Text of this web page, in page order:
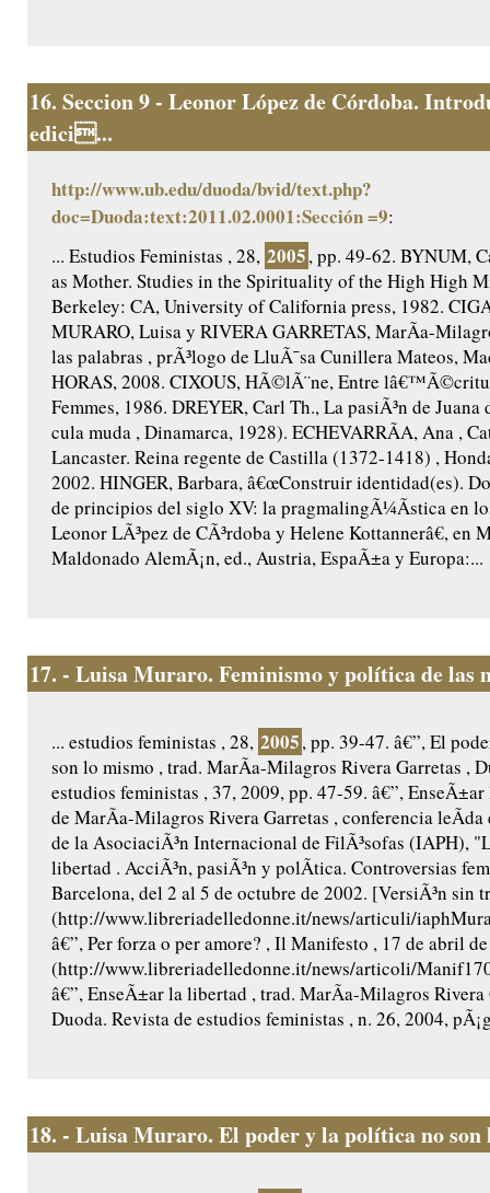
16. Seccion 9 - Leonor López de Córdoba.
edici...
http://www.ub.edu/duoda/bvid/text.php?
doc=Duoda:text:2011.02.0001:Sección =9:
... Estudios Feministas , 28, 2005, pp. 49-62. BYNUM,
as Mother. Studies in the Spirituality of the High High
Berkeley: CA, University of California press, 1982.
MURARO, Luisa y RIVERA GARRETAS, MarÃ­a-
las palabras , prÃ³logo de LluÃ¯sa Cunillera Mateos,
HORAS, 2008. CIXOUS, HÃ©lÃ¨ne, Entre
Femmes, 1986. DREYER, Carl Th., La pasiÃ³n de
cula muda , Dinamarca, 1928). ECHEVARRÃA, Ana ,
Lancaster. Reina regente de Castilla (1372-1418) ,
2002. HINGER, Barbara, â€œConstruir identidad(es).
de principios del siglo XV: la pragmalingÃ¼Ã­stica en
Leonor LÃ³pez de CÃ³rdoba y Helene Kottannerâ€, en
Maldonado AlemÃ¡n, ed., Austria, EspaÃ±a y Europa:...
17. - Luisa Muraro. Feminismo y política de las
... estudios feministas , 28, 2005, pp. 39-47. â€”, El
son lo mismo , trad. MarÃ­a-Milagros Rivera Garretas ,
estudios feministas , 37, 2009, pp. 47-59. â€”,
de MarÃ­a-Milagros Rivera Garretas , conferencia
de la AsociaciÃ³n Internacional de FilÃ³sofas (IAPH),
libertad . AcciÃ³n, pasiÃ³n y polÃ­tica. Controversias
Barcelona, del 2 al 5 de octubre de 2002. [VersiÃ³n sin
(http://www.libreriadelledonne.it/news/articuli/
â€”, Per forza o per amore? , Il Manifesto , 17 de abril
(http://www.libreriadelledonne.it/news/articoli/
â€”, EnseÃ±ar la libertad , trad. MarÃ­a-Milagros Rivera
Duoda. Revista de estudios feministas , n. 26, 2004,
18. - Luisa Muraro. El poder y la política no son